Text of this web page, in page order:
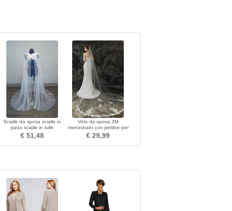
Scialle da sposa scialle in
pizzo scialle in tulle
€ 51,48
Velo da sposa 3M
monostrato con pettine per
capelli e velo di pizzo
delicato
€ 29,99